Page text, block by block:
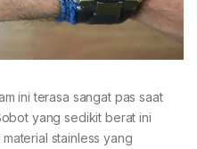
ini terasa sangat pas saat
yang sedikit berat ini
stainless yang